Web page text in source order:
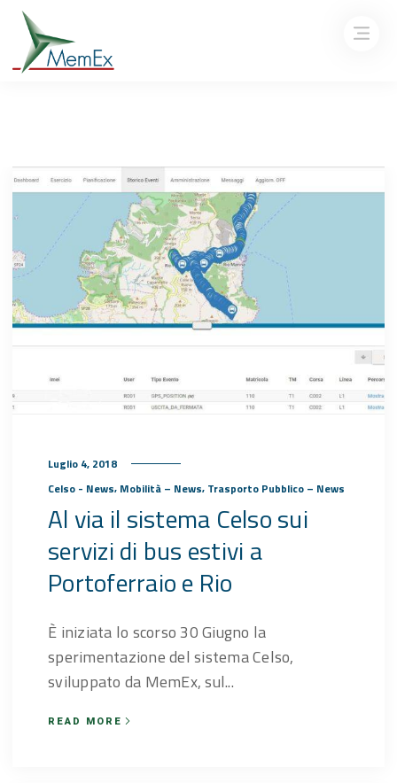
Luglio 4, 2018
Celso - News, Mobilità – News, Trasporto Pubblico – News
Al via il sistema Celso sui
servizi di bus estivi a
Portoferraio e Rio
È iniziata lo scorso 30 Giugno la
sperimentazione del sistema Celso,
sviluppato da MemEx, sul...
READ MORE